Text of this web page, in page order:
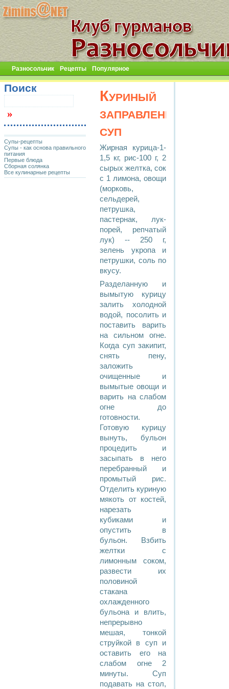
Разносольчик Рецепты Популярное
Куриный
заправленный
суп
Жирная курица-1-
1,5 кг, рис-100 г, 2
сырых желтка, сок
с 1 лимона, овощи
(морковь,
сельдерей,
петрушка,
пастернак, лук-
порей, репчатый
лук) -- 250 г,
зелень укропа и
петрушки, соль по
вкусу.
Разделанную и
вымытую курицу
залить холодной
водой, посолить и
поставить варить
на сильном огне.
Когда суп закипит,
снять пену,
заложить
очищенные и
вымытые овощи и
варить на слабом
огне до
готовности.
Готовую курицу
вынуть, бульон
процедить и
засыпать в него
перебранный и
промытый рис.
Отделить куриную
мякоть от костей,
нарезать
кубиками и
опустить в
бульон. Взбить
желтки с
лимонным соком,
развести их
половиной
стакана
охлажденного
бульона и влить,
непрерывно
мешая, тонкой
струйкой в суп и
оставить его на
слабом огне 2
минуты. Суп
подавать на стол,
Поиск
Супы-рецепты
Супы - как основа правильного
питания
Первые блюда
Сборная солянка
Все кулинарные рецепты